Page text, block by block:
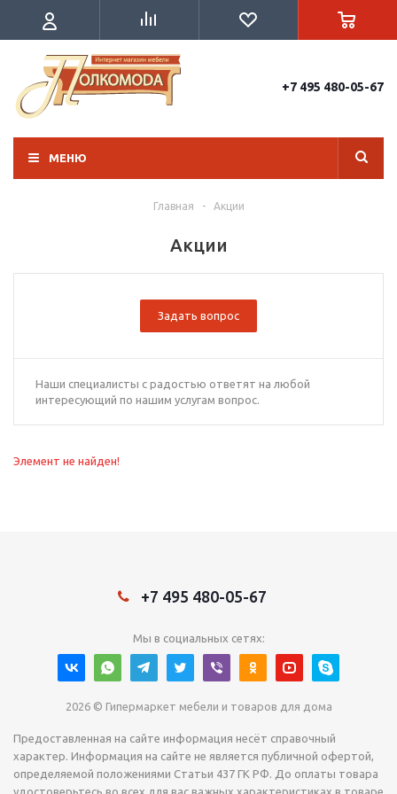
+7 495 480-05-67
МЕНЮ
Главная - Акции
Акции
Задать вопрос
Наши специалисты с радостью ответят на любой
интересующий по нашим услугам вопрос.
Элемент не найден!
+7 495 480-05-67
Мы в социальных сетях:
2026 © Гипермаркет мебели и товаров для дома
Предоставленная на сайте информация несёт справочный
характер. Информация на сайте не является публичной офертой,
определяемой положениями Статьи 437 ГК РФ. До оплаты товара
удостоверьтесь во всех для вас важных характеристиках в товаре